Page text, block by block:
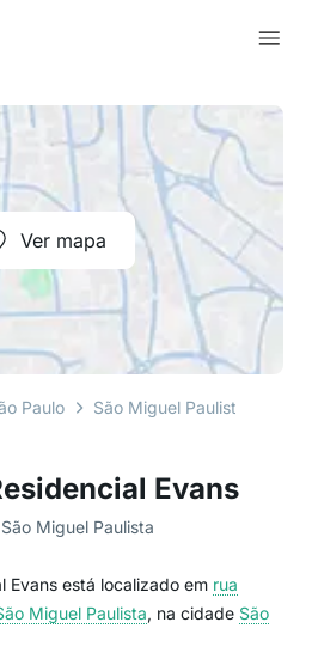
Evans
Miguel Paulista
Evans está localizado em rua
Miguel Paulista, na cidade São
Ver mapa
Paulo São Miguel Paulista